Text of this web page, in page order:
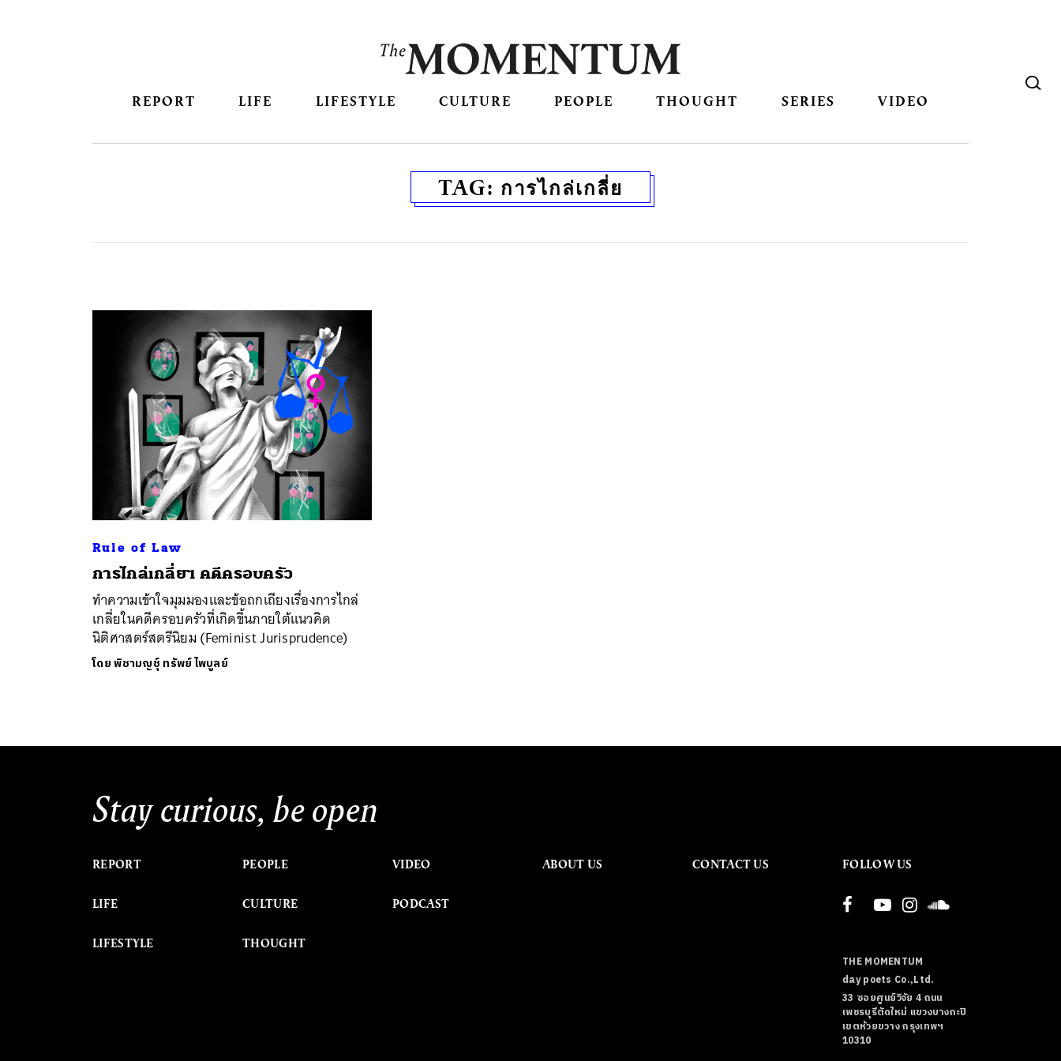
REPORT LIFE LIFESTYLE CULTURE PEOPLE THOUGHT SERIES VIDEO
TAG: การไกล่เกลี่ย
Rule of Law
การไกล่เกลี่ยฯ คดีครอบครัว
ทำความเข้าใจมุมมองและข้อถกเถียงเรื่องการไกล่
เกลี่ยในคดีครอบครัวที่เกิดขึ้นภายใต้แนวคิด
นิติศาสตร์สตรีนิยม (Feminist Jurisprudence)
โดยพิชามญชุ์ ทรัพย์ไพบูลย์
Stay curious, be open
REPORT
LIFE
LIFESTYLE
PEOPLE
CULTURE
THOUGHT
VIDEO
PODCAST
ABOUT US CONTACT US FOLLOW US
THE MOMENTUM
day poets Co.,Ltd.
33 ซอยศูนย์วิจัย 4 ถนน
เพชรบุรีตัดใหม่ แขวงบางกะปิ
เขตห้วยขวาง กรุงเทพฯ
10310